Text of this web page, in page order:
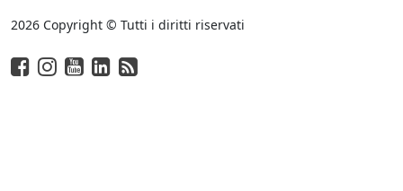
2026 Copyright © Tutti i diritti riservati